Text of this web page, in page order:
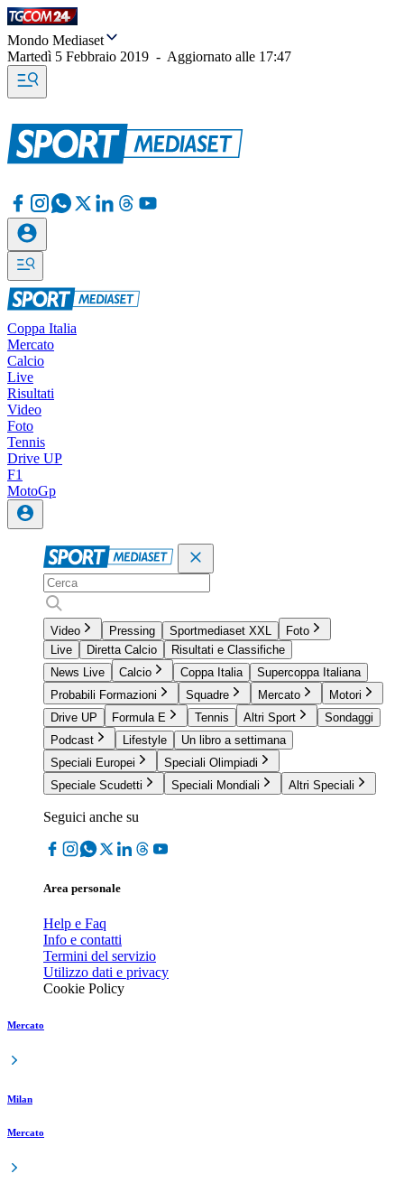
Mondo Mediaset
Martedì 5 Febbraio 2019 - Aggiornato alle 17:47
Coppa Italia
Mercato
Calcio
Live
Risultati
Video
Foto
Tennis
Drive UP
F1
MotoGp
Video Pressing Sportmediaset XXL
Foto
Live
Diretta Calcio
Risultati e Classifiche
News Live
Calcio Coppa Italia
Supercoppa Italiana
Probabili Formazioni
Squadre Mercato
Motori
Drive UP
Formula E Tennis Altri Sport
Sondaggi
Podcast
Lifestyle
Un libro a settimana
Speciali Europei
Speciali Olimpiadi
Speciale Scudetti
Speciali Mondiali Altri Speciali
Seguici anche su
Area personale
Help e Faq
Info e contatti
Termini del servizio
Utilizzo dati e privacy
Cookie Policy
Mercato
Milan
Mercato